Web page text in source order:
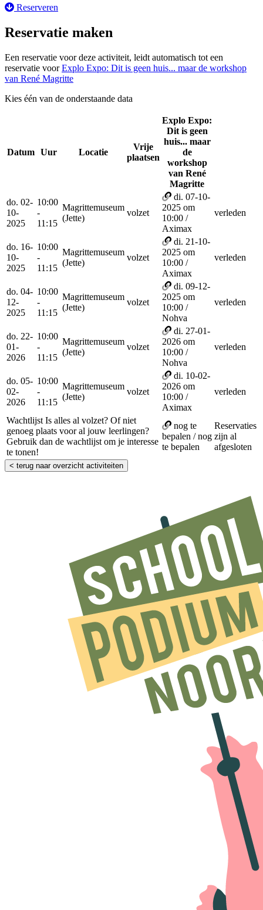
Reserveren
Reservatie maken
Een reservatie voor deze activiteit, leidt automatisch tot een
reservatie voorExplo Expo: Dit is geen huis... maar de workshop
van René Magritte
Kies één van de onderstaande data
Datum Uur Locatie
Vrije
plaatsen
Explo Expo:
Dit is geen
huis... maar
de
workshop
van René
Magritte
do. 02-
10-
2025
10:00
-
11:15
Magrittemuseum
(Jette)
volzet
di. 07-10-
2025 om
10:00 /
Aximax
verleden
do. 16-
10-
2025
10:00
-
11:15
Magrittemuseum
(Jette)
volzet
di. 21-10-
2025 om
10:00 /
Aximax
verleden
do. 04-
12-
2025
10:00
-
11:15
Magrittemuseum
(Jette)
volzet
di. 09-12-
2025 om
10:00 /
Nohva
verleden
do. 22-
01-
2026
10:00
-
11:15
Magrittemuseum
(Jette)
volzet
di. 27-01-
2026 om
10:00 /
Nohva
verleden
do. 05-
02-
2026
10:00
-
11:15
Magrittemuseum
(Jette)
volzet
di. 10-02-
2026 om
10:00 /
Aximax
verleden
Wachtlijst Is alles al volzet? Of niet
genoeg plaats voor al jouw leerlingen?
Gebruik dan de wachtlijst om je interesse
te tonen!
nog te
bepalen / nog
te bepalen
Reservaties
zijn al
afgesloten
< terug naar overzicht activiteiten